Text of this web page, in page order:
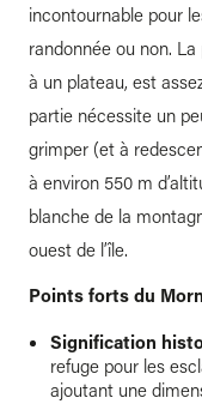
incontournable pour
randonnée ou non.
à un plateau, est
partie nécessite un
grimper (et à
à environ 550 m
blanche de la
ouest de l’île.
Points forts du
Signification
refuge pour les
ajoutant une